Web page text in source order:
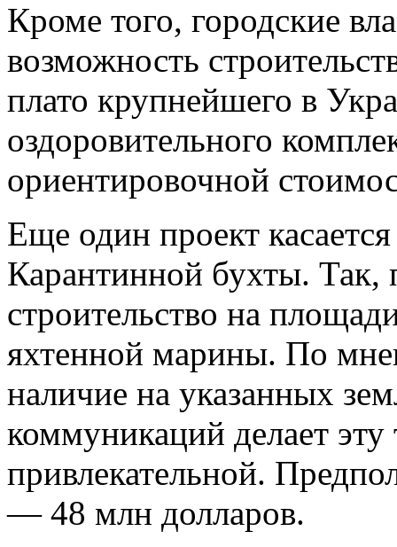
Кроме того, городские
возможность
плато крупнейшего в
оздоровительного
ориентировочной
Еще один проект
Карантинной бухты. Так,
строительство на
яхтенной марины. По
наличие на указанных
коммуникаций делает
привлекательной.
— 48 млн долларов.